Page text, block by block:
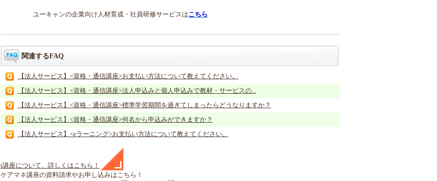
ユーキャンの企業向け人材育成・社員研修サービスはこちら
関連するFAQ
【法人サービス】<資格・通信講座>お支払い方法について教えてください。
【法人サービス】<資格・通信講座>法人申込みと個人申込みで教材・サービスの...
【法人サービス】<資格・通信講座>標準学習期間を過ぎてしまったらどうなりますか？
【法人サービス】<資格・通信講座>何名から申込みができますか？
【法人サービス】<eラーニング>お支払い方法について教えてください。
t講座について、詳しくはこちら！
ケアマネ講座の資料請求やお申し込みはこちら！